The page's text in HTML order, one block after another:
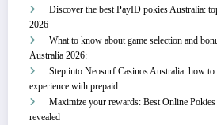
Discover the best PayID pokies Australia:
2026
What to know about game selection and
Australia 2026:
Step into Neosurf Casinos Australia: how
experience with prepaid
Maximize your rewards: Best Online
revealed